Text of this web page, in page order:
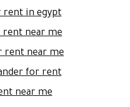
in egypt
near me
near me\
for rent
near me